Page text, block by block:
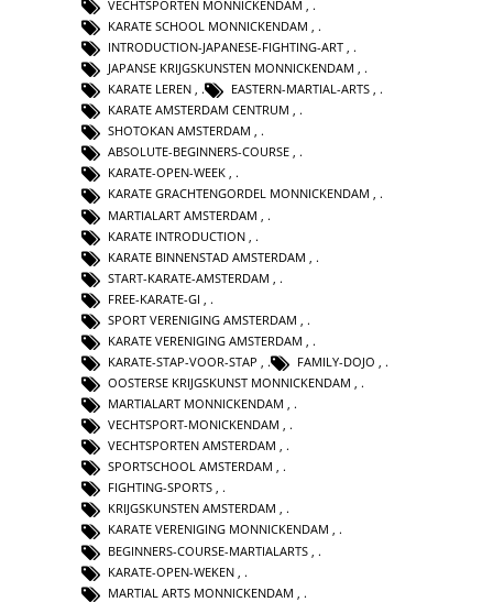
VECHTSPORTEN MONNICKENDAM
KARATE SCHOOL MONNICKENDAM
INTRODUCTION-JAPANESE-FIGHTING-ART ,
JAPANSE KRIJGSKUNSTEN MONNICKENDAM ,
KARATE LEREN , EASTERN-MARTIAL-ARTS ,
KARATE AMSTERDAM CENTRUM ,
SHOTOKAN AMSTERDAM ,
ABSOLUTE-BEGINNERS-COURSE ,
KARATE-OPEN-WEEK ,
KARATE GRACHTENGORDEL MONNICKENDAM ,
MARTIALART AMSTERDAM
KARATE INTRODUCTION
KARATE BINNENSTAD AMSTERDAM
START-KARATE-AMSTERDAM
FREE-KARATE-GI
SPORT VERENIGING AMSTERDAM
KARATE VERENIGING AMSTERDAM
KARATE-STAP-VOOR-STAP
FAMILY-DOJO
OOSTERSE KRIJGSKUNST MONNICKENDAM ,
MARTIALART MONNICKENDAM ,
VECHTSPORT-MONICKENDAM ,
VECHTSPORTEN AMSTERDAM ,
SPORTSCHOOL AMSTERDAM ,
FIGHTING-SPORTS ,
KRIJGSKUNSTEN AMSTERDAM ,
KARATE VERENIGING MONNICKENDAM ,
BEGINNERS-COURSE-MARTIALARTS
KARATE-OPEN-WEKEN
MARTIAL ARTS MONNICKENDAM